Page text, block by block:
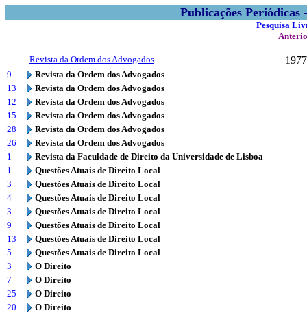
Publicações
Pesquisa
Revista da Ordem dos Advogados 1977
9
Revista da Ordem dos Advogados
13
Revista da Ordem dos Advogados
12
Revista da Ordem dos Advogados
15
Revista da Ordem dos Advogados
28
Revista da Ordem dos Advogados
26
Revista da Ordem dos Advogados
1
Revista da Faculdade de Direito da Universidade de Lisboa
1
Questões Atuais de Direito Local
3
Questões Atuais de Direito Local
4
Questões Atuais de Direito Local
3
Questões Atuais de Direito Local
9
Questões Atuais de Direito Local
13
Questões Atuais de Direito Local
5
Questões Atuais de Direito Local
3
O Direito
7
O Direito
25
O Direito
20
O Direito